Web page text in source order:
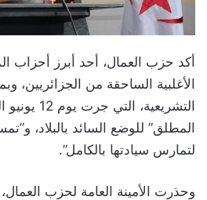
أكد حزب العمال، أحد أبرز أحزاب
الأغلبية الساحقة من الجزائريين،
التشريعية،
المطلق” للوضع السائد بالبلاد،
لتمارس سيادتها بالكامل”.
وحذرت الأمينة العامة لحزب